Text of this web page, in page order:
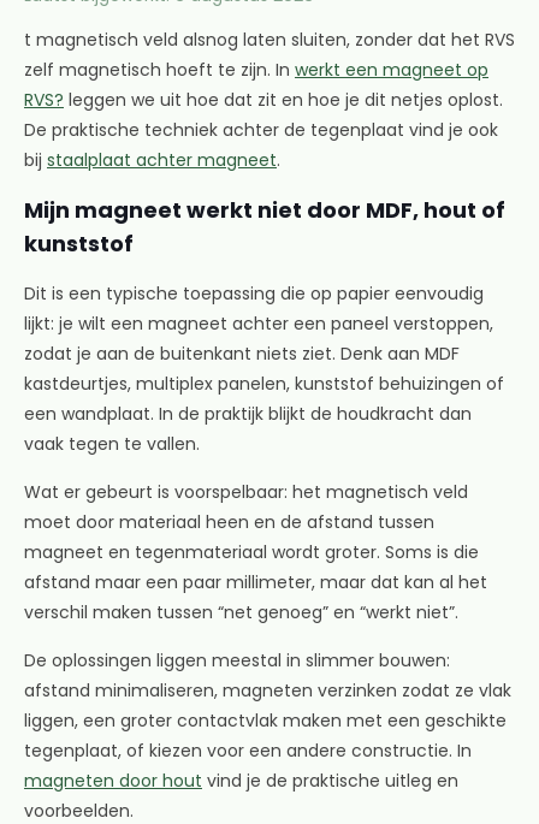
t magnetisch veld alsnog laten sluiten, zonder dat het RVS
zelf magnetisch hoeft te zijn. In werkt een magneet op
RVS? leggen we uit hoe dat zit en hoe je dit netjes oplost.
De praktische techniek achter de tegenplaat vind je ook
bij staalplaat achter magneet.
Mijn magneet werkt niet door MDF, hout of
kunststof
Dit is een typische toepassing die op papier eenvoudig
lijkt: je wilt een magneet achter een paneel verstoppen,
zodat je aan de buitenkant niets ziet. Denk aan MDF
kastdeurtjes, multiplex panelen, kunststof behuizingen of
een wandplaat. In de praktijk blijkt de houdkracht dan
vaak tegen te vallen.
Wat er gebeurt is voorspelbaar: het magnetisch veld
moet door materiaal heen en de afstand tussen
magneet en tegenmateriaal wordt groter. Soms is die
afstand maar een paar millimeter, maar dat kan al het
verschil maken tussen “net genoeg” en “werkt niet”.
De oplossingen liggen meestal in slimmer bouwen:
afstand minimaliseren, magneten verzinken zodat ze vlak
liggen, een groter contactvlak maken met een geschikte
tegenplaat, of kiezen voor een andere constructie. In
magneten door hout vind je de praktische uitleg en
voorbeelden.